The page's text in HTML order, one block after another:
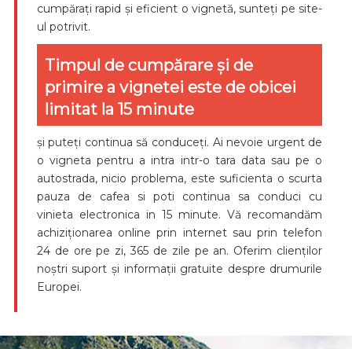
cumpărați rapid și eficient o vignetă, sunteți pe site-
ul potrivit.
Timpul de cumpărare și de
primire a vignetei este de obicei
limitat la 15 minute
și puteți continua să conduceți. Ai nevoie urgent de
o vigneta pentru a intra intr-o tara data sau pe o
autostrada, nicio problema, este suficienta o scurta
pauza de cafea si poti continua sa conduci cu
vinieta electronica in 15 minute. Vă recomandăm
achiziționarea online prin internet sau prin telefon
24 de ore pe zi, 365 de zile pe an. Oferim clienților
noștri suport și informații gratuite despre drumurile
Europei.